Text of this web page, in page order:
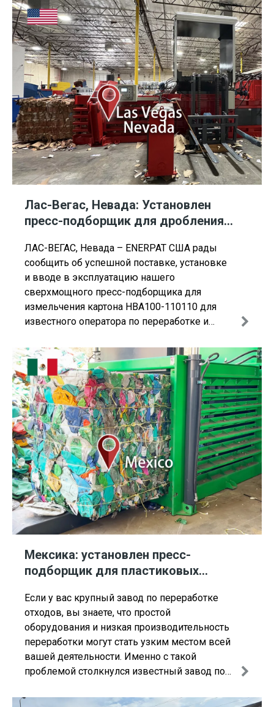
Лас-Вегас, Невада: Установлен
пресс-подборщик для дробления
ЛАС-ВЕГАС, Невада – ENERPAT США рады
сообщить об успешной поставке, установке
и вводе в эксплуатацию нашего
сверхмощного пресс-подборщика для
измельчения картона HBA100-110110 для
известного оператора по переработке и
Невада. Эта высокопроизводительная
система представляет собой критически
важную модернизацию инфраструктуры для
клиента, позволяя автоматически и
непрерывно сокращать объемы старых
гофроконтейнеров (OCC) и отходов
коммерческой упаковки.
Мексика: установлен пресс-
подборщик для пластиковых
Если у вас крупный завод по переработке
отходов, вы знаете, что простой
оборудования и низкая производительность
переработки могут стать узким местом всей
вашей деятельности. Именно с такой
проблемой столкнулся известный завод по
Халиско, Мексика. Справляясь с огромным